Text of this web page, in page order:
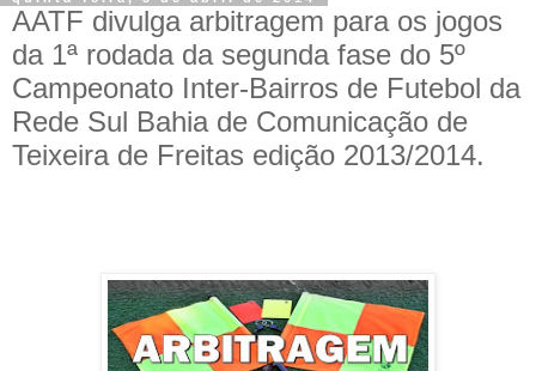
AATF divulga arbitragem para os jogos
da 1ª rodada da segunda fase do 5º
Campeonato Inter-Bairros de Futebol da
Rede Sul Bahia de Comunicação de
Teixeira de Freitas edição 2013/2014.